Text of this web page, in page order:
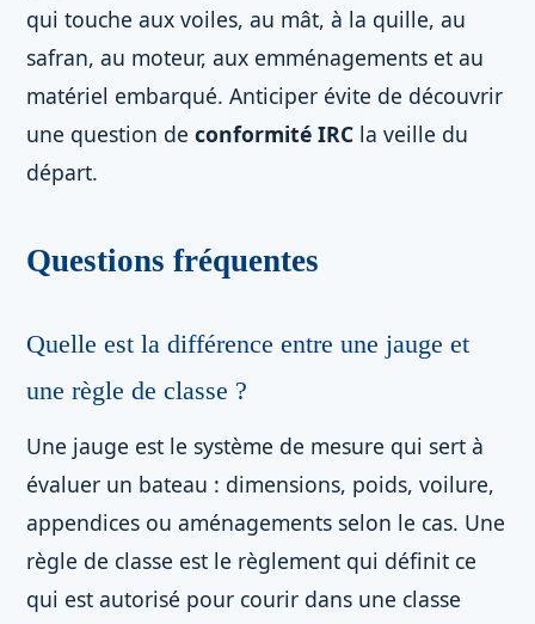
qui touche aux voiles, au mât, à la quille, au
safran, au moteur, aux emménagements et au
matériel embarqué. Anticiper évite de découvrir
une question de conformité IRC la veille du
départ.
Questions fréquentes
Quelle est la différence entre une jauge et
une règle de classe ?
Une jauge est le système de mesure qui sert à
évaluer un bateau : dimensions, poids, voilure,
appendices ou aménagements selon le cas. Une
règle de classe est le règlement qui définit ce
qui est autorisé pour courir dans une classe